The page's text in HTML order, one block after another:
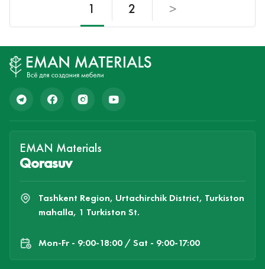
1 2 >
EMAN Materials
Qorasuv
Tashkent Region, Urtachirchik District, Turkiston
mahalla, 1 Turkiston St.
Mon-Fr - 9:00-18:00 / Sat - 9:00-17:00